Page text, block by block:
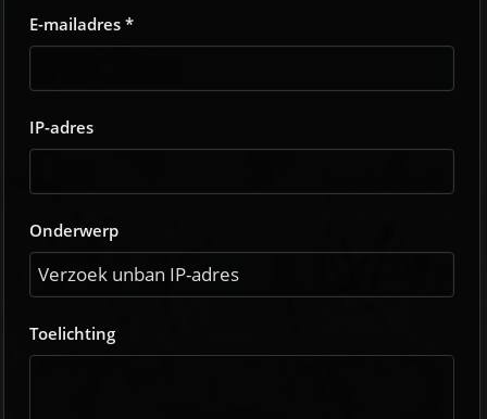
E-mailadres *
IP-adres
Onderwerp
Toelichting